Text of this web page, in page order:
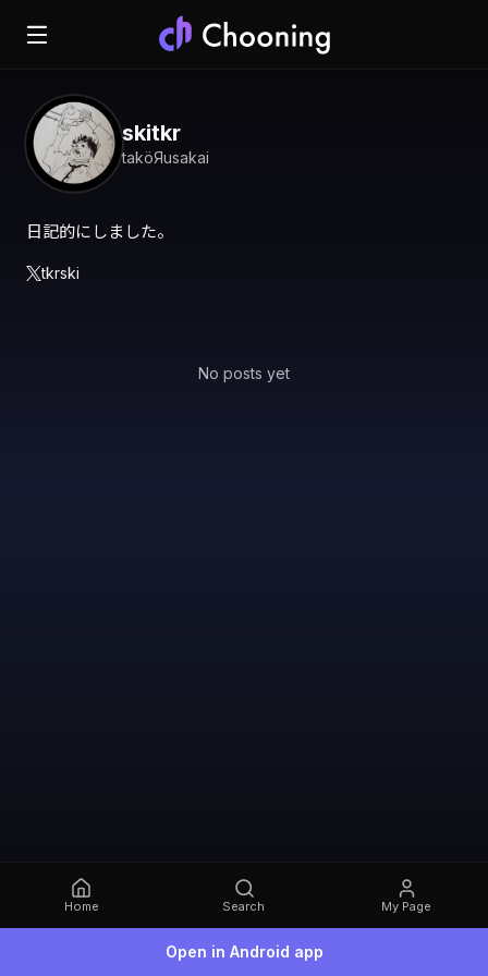
Home Search My Page
Open in Android app
skitkr
taköЯusakai
日記的にしました。
tkrski
No posts yet